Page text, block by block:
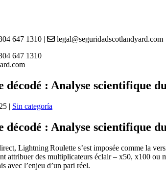
647 1310 |
legal@seguridadscotlandyard.com
647 1310
: Analyse scientifique
| Sin categoría
: Analyse scientifique
Lightning Roulette s’est imposée comme la
attribuer des multiplicateurs éclair – x50, x100 ou
avec l’enjeu d’un pari réel.